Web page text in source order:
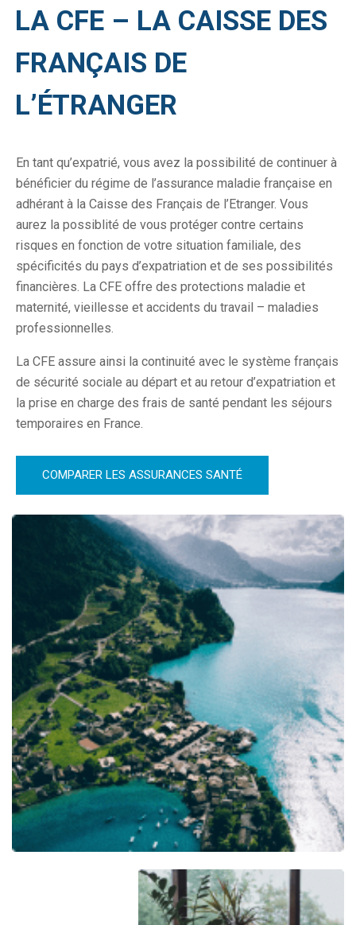
LA CFE – LA CAISSE DES
FRANÇAIS DE
L’ÉTRANGER
En tant qu’expatrié, vous avez la possibilité de continuer à
bénéficier du régime de l’assurance maladie française en
adhérant à la Caisse des Français de l’Etranger. Vous
aurez la possiblité de vous protéger contre certains
risques en fonction de votre situation familiale, des
spécificités du pays d’expatriation et de ses possibilités
financières. La CFE offre des protections maladie et
maternité, vieillesse et accidents du travail – maladies
professionnelles.
La CFE assure ainsi la continuité avec le système français
de sécurité sociale au départ et au retour d’expatriation et
la prise en charge des frais de santé pendant les séjours
temporaires en France.
COMPARER LES ASSURANCES SANTÉ